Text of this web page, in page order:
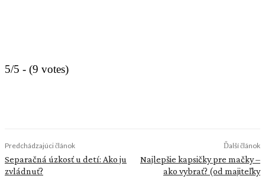
5/5 - (9 votes)
Predchádzajúci článok
Separačná úzkosť u detí: Ako ju
zvládnuť?
Ďalší článok
Najlepšie kapsičky pre mačky –
ako vybrať? (od majiteľky